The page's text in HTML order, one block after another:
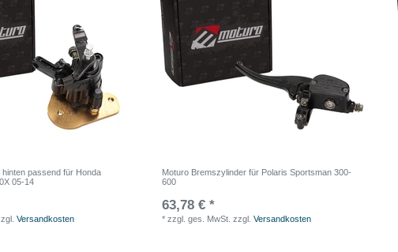
passend für Honda
05-14
Versandkosten
Moturo Bremszylinder für Polaris Sportsman 300-
600
63,78 € *
*zzgl. ges. MwSt. zzgl.Versandkosten